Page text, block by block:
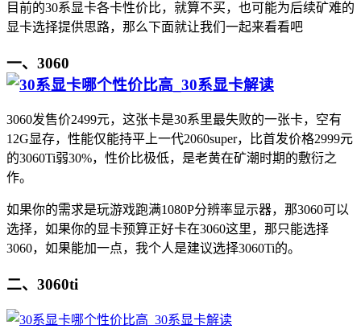
目前的30系显卡各卡性价比，就算不买，也可能为后续矿难的
显卡选择提供思路，那么下面就让我们一起来看看吧
一、3060
3060发售价2499元，这张卡是30系里最失败的一张卡，空有
12G显存，性能仅能持平上一代2060super，比首发价格2999元
的3060Ti弱30%，性价比极低，是老黄在矿潮时期的敷衍之
作。
如果你的需求是玩游戏跑满1080P分辨率显示器，那3060可以
选择，如果你的显卡预算正好卡在3060这里，那只能选择
3060，如果能加一点，我个人是建议选择3060Ti的。
二、3060ti